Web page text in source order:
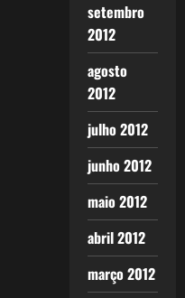
setembro
2012
agosto
2012
julho 2012
junho 2012
maio 2012
abril 2012
março 2012